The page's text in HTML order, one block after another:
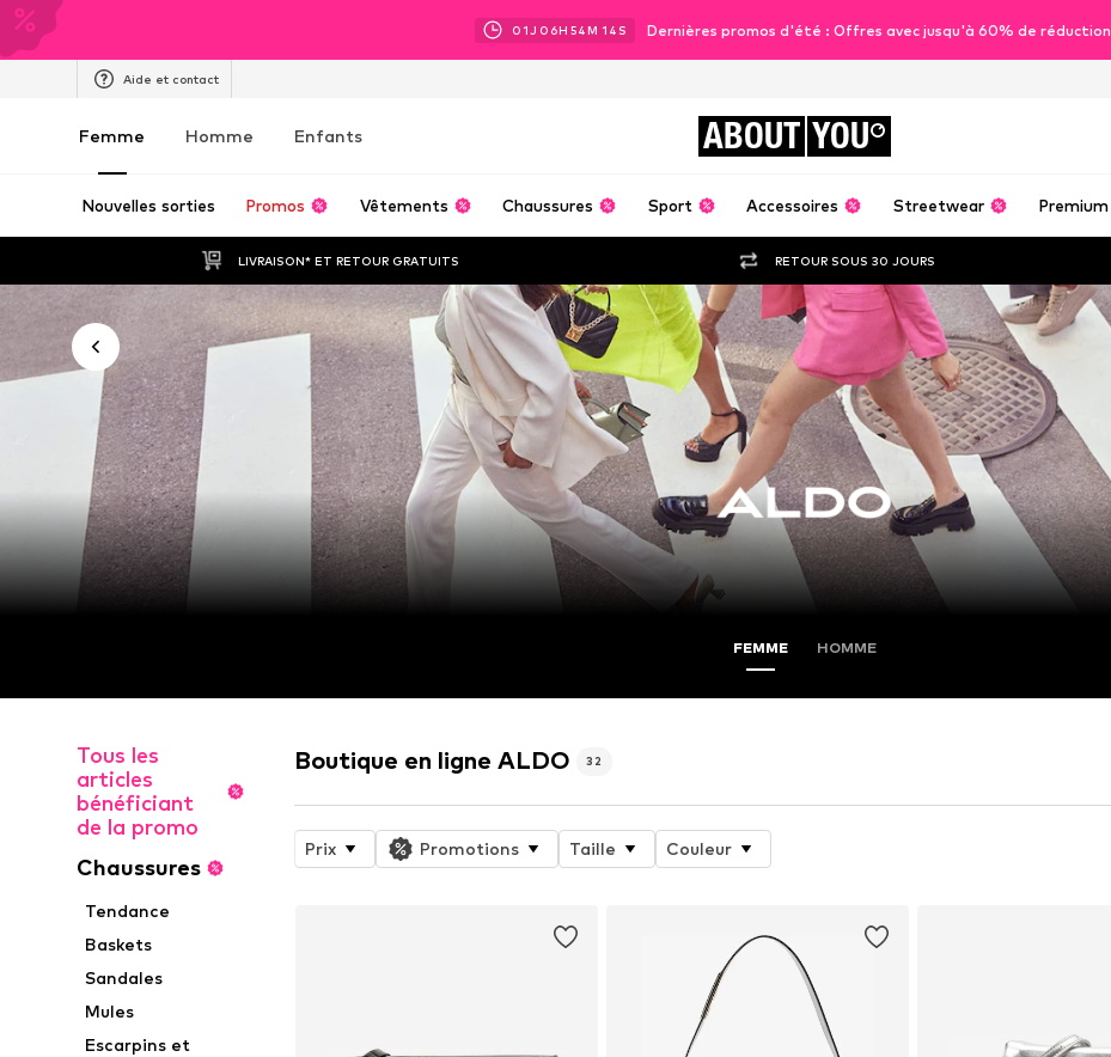
01J 06H 54M 12 S Dernières promos d'été : Offres avec jusqu'à 60% de réduction
Aide et contact
Femme Homme Enfants ABOUT YOU
Nouvelles sorties Promos Vêtements Chaussures Sport Accessoires Streetwear Premium
LIVRAISON* ET RETOUR GRATUITS RETOUR SOUS 30 JOURS
FEMME HOMME
Tous les
articles
bénéficiant
de la promo
Chaussures
Tendance
Baskets
Sandales
Mules
Escarpins et
Boutique en ligne ALDO 32
Prix Promotions Taille Couleur